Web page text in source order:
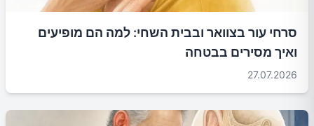
סרחי עור בצוואר ובבית השחי: למה הם מופיעים
ואיך מסירים בבטחה
27.07.2026